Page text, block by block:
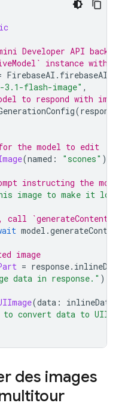
Developer API backend
instance with a
FirebaseAI . firebaseAI
3.1-flash-image" ,
to respond with
(
the model to edit
(named : "scones" )
instructing the model
image to make it look
`generateContent`
model .generateContent
image
= response.
data in response." )
(data :
convert data to
des images